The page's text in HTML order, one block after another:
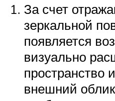
За счет
зеркальной
появляется
визуально
пространство
внешний